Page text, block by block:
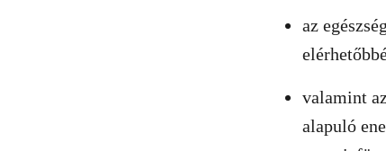
az
valamint
alapuló